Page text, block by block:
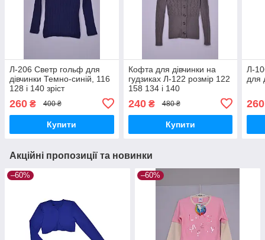
Л-206 Светр гольф для
дівчинки Темно-синій, 116
128 і 140 зріст
260 ₴ 400 ₴
Купити
Кофта для дівчинки на
гудзиках Л-122 розмір 122
158 134 і 140
240₴ 480 ₴
Купити
Л-
для
260
Акційні пропозиції та новинки
–60% –60%